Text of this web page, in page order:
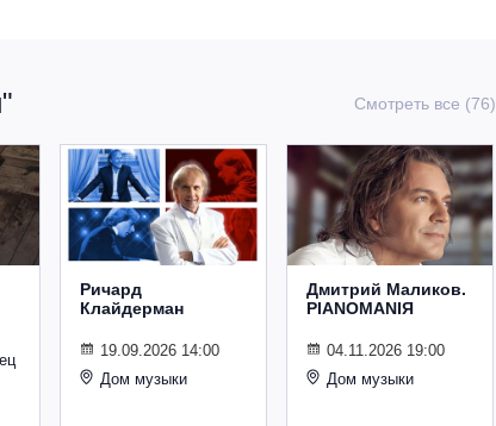
Смотреть все (76)
Ричард
Клайдерман
19.09.2026 14:00
Дом музыки
Дмитрий Маликов.
PIANOMANIЯ
04.11.2026 19:00
Дом музыки